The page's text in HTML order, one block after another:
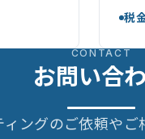
税
CONTACT
お問い合
ングのご依頼や